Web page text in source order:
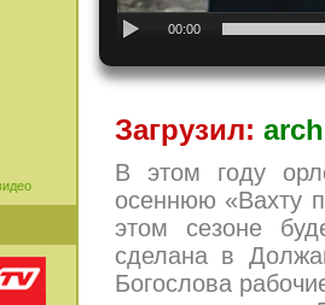
00:00
Загрузил:
В этом году
осеннюю «Вахту
этом сезоне
сделана в
Богослова